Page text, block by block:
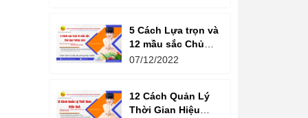
5 Cách Lựa trọn và
12 mầu sắc Chủ
đạo Tương sinh
năng lượng
07/12/2022
12 Cách Quản Lý
Thời Gian Hiệu